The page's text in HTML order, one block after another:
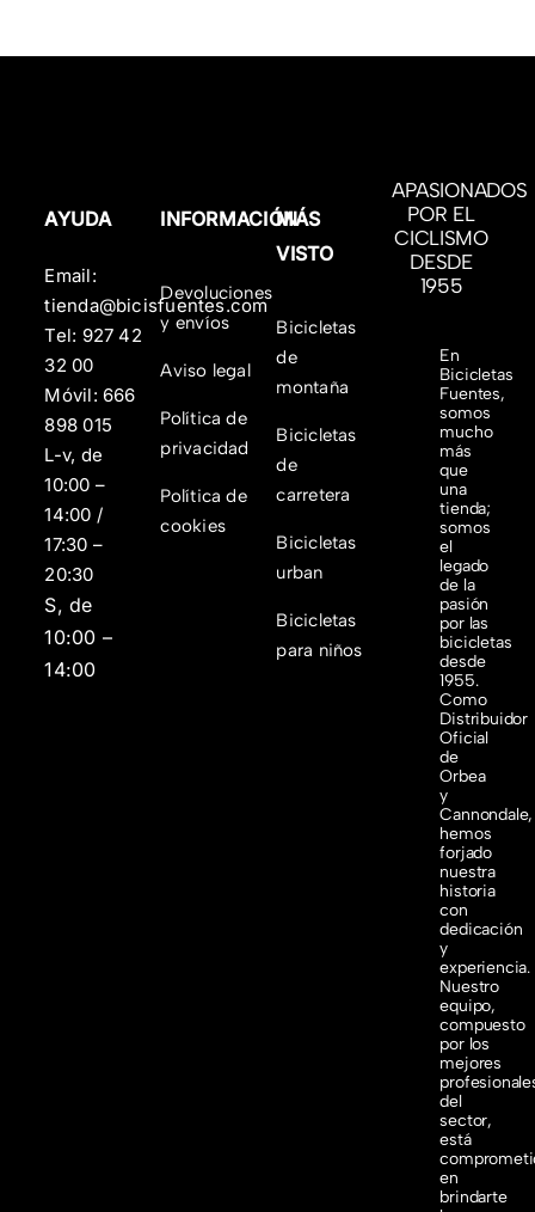
AYUDA
Email:
tienda@bicisfuentes.com
Tel: 927 42
32 00
Móvil: 666
898 015
L-v, de
10:00 –
14:00 /
17:30 –
20:30
S, de
10:00 –
14:00
INFORMACIÓN
Devoluciones
y envíos
Aviso legal
Política de
privacidad
Política de
cookies
MÁS
VISTO
Bicicletas
de
montaña
Bicicletas
de
carretera
Bicicletas
urban
Bicicletas
para niños
APASIONADOS
POR EL
CICLISMO
DESDE
1955
En
Bicicletas
Fuentes,
somos
mucho
más
que
una
tienda;
somos
el
legado
de la
pasión
por las
bicicletas
desde
1955.
Como
Distribuidor
Oficial
de
Orbea
y
Cannondale,
hemos
forjado
nuestra
historia
con
dedicación
y
experiencia.
Nuestro
equipo,
compuesto
por los
mejores
del
sector,
está
en
brindarte